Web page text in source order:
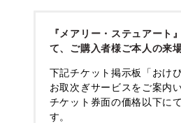
『メアリー・ステュアート
て、ご購入者様ご本人の来
下記チケット掲示板「おけ
お取次ぎサービスをご案内
チケット券面の価格以下に
す。